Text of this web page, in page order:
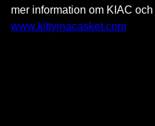
mer information om KIAC
www.kittyinacasket.com